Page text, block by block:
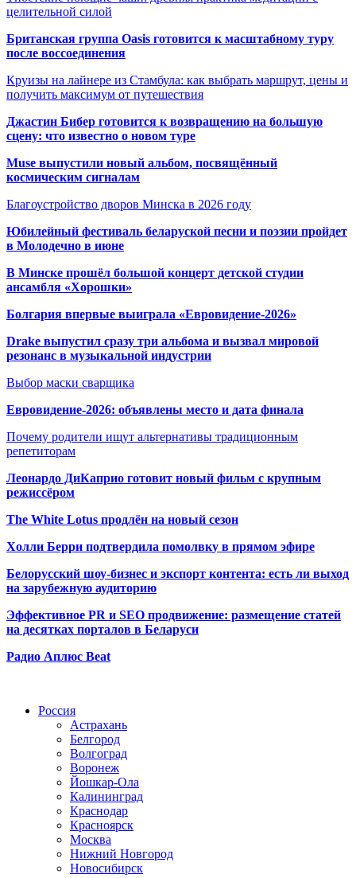
целительной силой
Британская группа Oasis готовится к масштабному туру
после воссоединения
Круизы на лайнере из Стамбула: как выбрать маршрут, цены и
получить максимум от путешествия
Джастин Бибер готовится к возвращению на большую
сцену: что известно о новом туре
Muse выпустили новый альбом, посвящённый
космическим сигналам
Благоустройство дворов Минска в 2026 году
Юбилейный фестиваль беларуской песни и поэзии пройдет
в Молодечно в июне
В Минске прошёл большой концерт детской студии
ансамбля «Хорошки»
Болгария впервые выиграла «Евровидение-2026»
Drake выпустил сразу три альбома и вызвал мировой
резонанс в музыкальной индустрии
Выбор маски сварщика
Евровидение-2026: объявлены место и дата финала
Почему родители ищут альтернативы традиционным
репетиторам
Леонардо ДиКаприо готовит новый фильм с крупным
режиссёром
The White Lotus продлён на новый сезон
Холли Берри подтвердила помолвку в прямом эфире
Белорусский шоу-бизнес и экспорт контента: есть ли выход
на зарубежную аудиторию
Эффективное PR и SEO продвижение: размещение статей
на десятках порталов в Беларуси
Радио Аплюс Beat
Россия
Астрахань
Белгород
Волгоград
Воронеж
Йошкар-Ола
Калининград
Краснодар
Красноярск
Москва
Нижний Новгород
Новосибирск